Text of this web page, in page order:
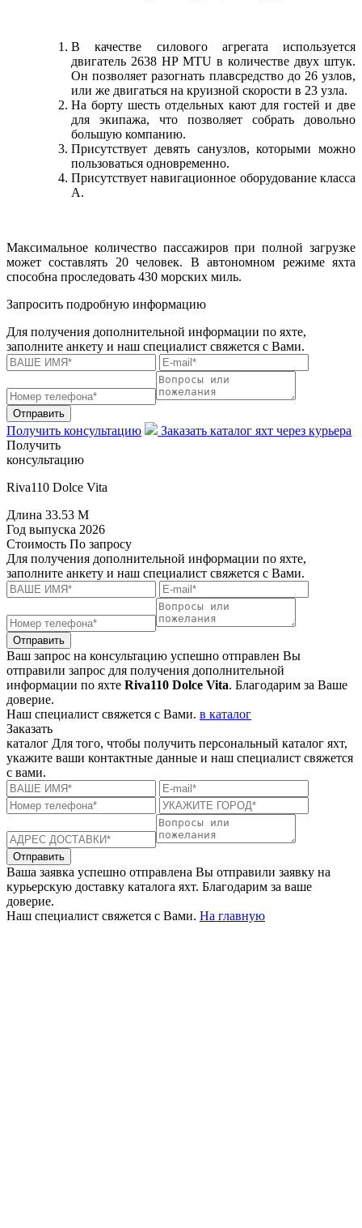
В качестве силового агрегата используется
двигатель 2638 HP MTU в количестве двух штук.
Он позволяет разогнать плавсредство до 26 узлов,
или же двигаться на круизной скорости в 23 узла.
На борту шесть отдельных кают для гостей и две
для экипажа, что позволяет собрать довольно
большую компанию.
Присутствует девять санузлов, которыми можно
пользоваться одновременно.
Присутствует навигационное оборудование класса
А.
Максимальное количество пассажиров при полной загрузке
может составлять 20 человек. В автономном режиме яхта
способна проследовать 430 морских миль.
Запросить подробную информацию
Для получения дополнительной информации по яхте,
заполните анкету и наш специалист свяжется с Вами.
Отправить
Получить консультацию
Заказать каталог яхт через курьера
Получить
консультацию
Riva110 Dolce Vita
Длина 33.53 M
Год выпуска 2026
Стоимость По запросу
Для получения дополнительной информации по яхте,
заполните анкету и наш специалист свяжется с Вами.
Отправить
Ваш запрос на консультацию успешно отправлен Вы
отправили запрос для получения дополнительной
информации по яхте Riva110 Dolce Vita. Благодарим за Ваше
доверие.
Наш специалист свяжется с Вами. в каталог
Заказать
каталог Для того, чтобы получить персональный каталог яхт,
укажите ваши контактные данные и наш специалист свяжется
с вами.
Отправить
Ваша заявка успешно отправлена Вы отправили заявку на
курьерскую доставку каталога яхт. Благодарим за ваше
доверие.
Наш специалист свяжется с Вами. На главную